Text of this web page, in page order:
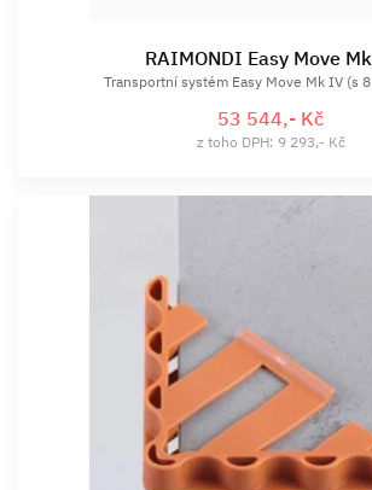
RAIMONDI Easy Move
Transportní systém Easy Move Mk IV (s
53 544,- Kč
z toho DPH: 9 293,- Kč